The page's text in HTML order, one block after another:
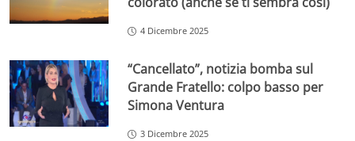
4 Dicembre 2025
“Cancellato”, notizia bomba sul
Grande Fratello: colpo basso per
Simona Ventura
3 Dicembre 2025